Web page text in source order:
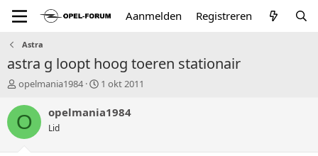
Aanmelden Registreren
Astra
astra g loopt hoog toeren stationair
T
p
i
opelmania1984
S
a
1 okt 2011
O opelmania1984
Lid